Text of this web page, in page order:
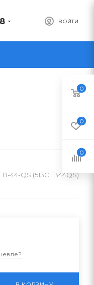
ВОЙТИ
44-QS (513CFB44QS)
0
0
0